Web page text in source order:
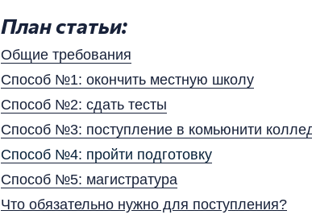
План статьи:
Общие требования
Способ №1: окончить местную школу
Способ №2: сдать тесты
Способ №3: поступление в комьюнити
Способ №4: пройти подготовку
Способ №5: магистратура
Что обязательно нужно для поступления?